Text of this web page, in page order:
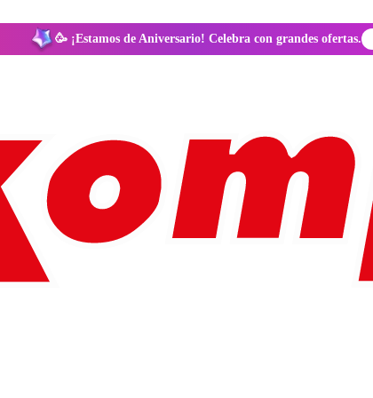
🥳 ¡Estamos de Aniversario! Celebra con grandes ofertas.